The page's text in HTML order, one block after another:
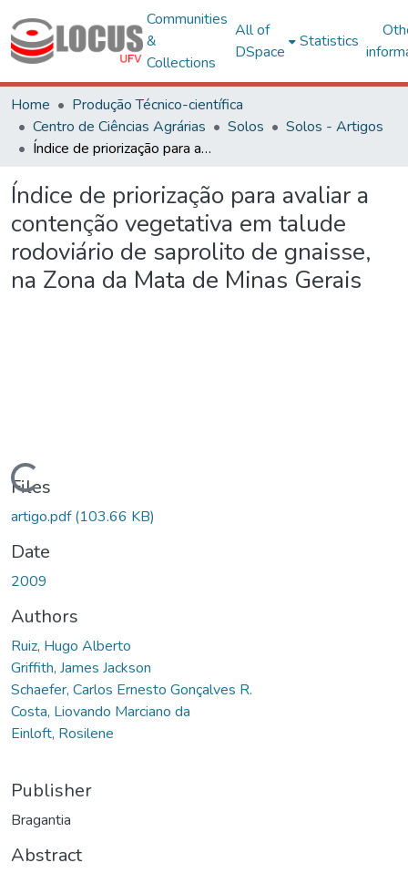
Communities
&
Collections
All of
DSpace
Statistics
Home
Produção Técnico-científica
Centro de Ciências Agrárias
Solos
Solos - Artigos
Índice de priorização para avaliar a contenção vegetativa em talude rodoviário de saprolito de gnaisse, na Zona da Mata de Minas Gerais
Índice de priorização para avaliar a
contenção vegetativa em talude
rodoviário de saprolito de gnaisse,
na Zona da Mata de Minas Gerais
Files
artigo.pdf(103.66 KB)
Date
2009
Authors
Ruiz, Hugo Alberto
Griffith, James Jackson
Schaefer, Carlos Ernesto Gonçalves R.
Costa, Liovando Marciano da
Einloft, Rosilene
Publisher
Bragantia
Abstract